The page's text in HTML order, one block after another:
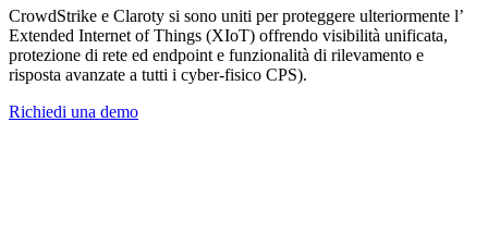
CrowdStrike e Claroty si sono uniti per proteggere ulteriormente l’
Extended Internet of Things (XIoT) offrendo visibilità unificata,
protezione di rete ed endpoint e funzionalità di rilevamento e
risposta avanzate a tutti i cyber-fisico CPS).
Richiedi una demo